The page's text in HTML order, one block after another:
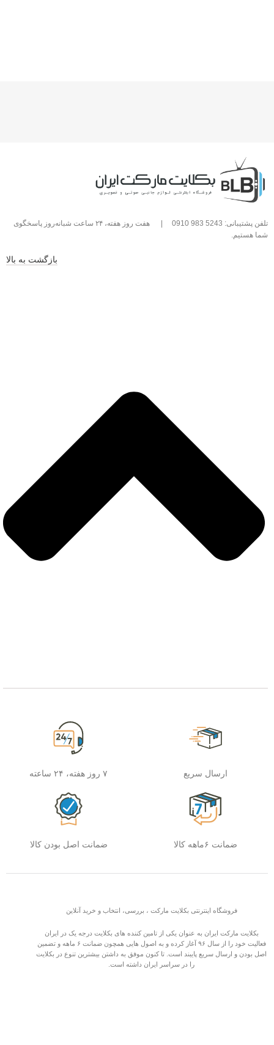
تلفن پشتیبانی: 5243 983 0910 |
هفت روز هفته، ۲۴ ساعت شبانه‌روز پاسخگوی
شما هستیم.
بازگشت به بالا
ارسال سریع ۷ روز هفته، ۲۴ ساعته
ضمانت ۶ماهه کالا ضمانت اصل بودن کالا
فروشگاه اینترنتی بکلایت مارکت ، بررسی، انتخاب و خرید آنلاین
بکلایت مارکت ایران به عنوان یکی از تامین کننده های بکلایت درجه یک در ایران
فعالیت خود را از سال ۹۶ آغاز کرده و به اصول هایی همچون ضمانت ۶ ماهه و تضمین
اصل بودن و ارسال سریع پایبند است. تا کنون موفق به داشتن بیشترین تنوع در بکلایت
را در سراسر ایران داشته است.